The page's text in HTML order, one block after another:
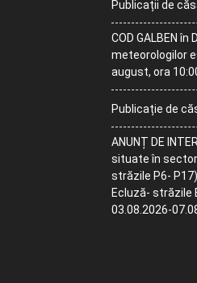
Publicații de
COD GALBEN
meteorologilor
august, ora
Publicație de
ANUNȚ DE
situate în
străzile P6-
Ecluză- străzile
03.08.2026-